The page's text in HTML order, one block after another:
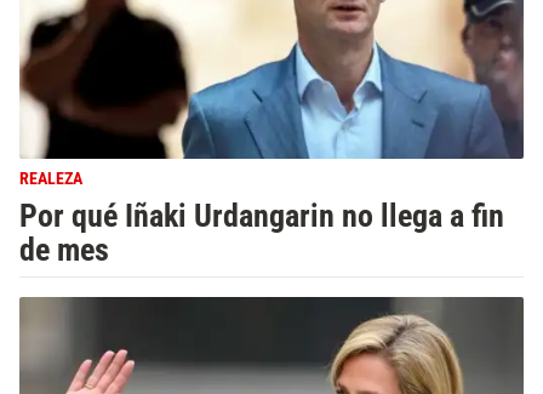
REALEZA
Por qué Iñaki Urdangarin no llega a fin
de mes